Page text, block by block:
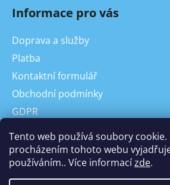
Tento web používá soubory cookie.
procházením tohoto webu
používáním.. Více informacízde.
Informace pro vás
Doprava a služby
Platba
Kontaktní formulář
Obchodní podmínky
GDPR
On-line odstoupení od kupní
Odstoupení od Kupní smlouvy
Reklamace